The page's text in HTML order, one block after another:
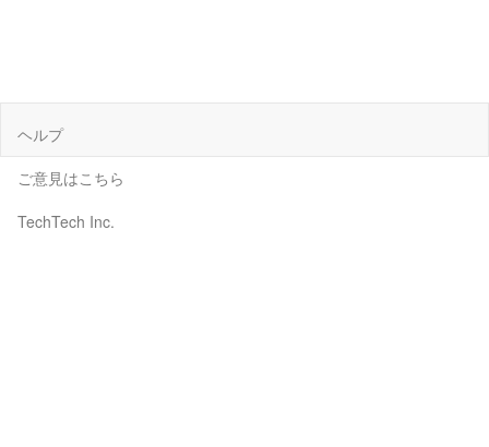
ヘルプ
ご意見はこちら
TechTech Inc.